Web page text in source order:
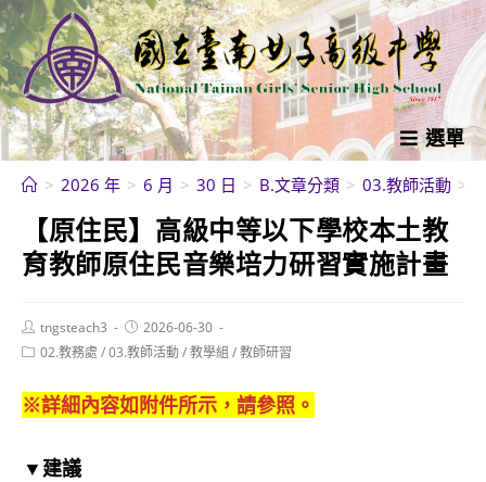
跳
轉
至
主
要
內
選單
> 2026 年 > 6 月 > 30 日 > B.文章分類 > 03.教師活動 >
【原住民】高級中等以下學校本土教
育教師原住民音樂培力研習實施計畫
Post
author:
tngsteach3
Post
published:
2026-06-30
Post02.教務處 /03.教師活動/教學組 /教師研習
※詳細內容如附件所示，請參照。
▼建議